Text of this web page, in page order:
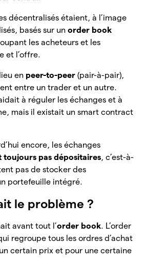
décentralisés étaient, à l’image
basés sur un order book
les acheteurs et les
et l’offre.
en peer-to-peer (pair-à-pair),
entre un trader et un autre.
à réguler les échanges et à
mais il existait un smart contract
encore, les échanges
toujours pas dépositaires, c’est-à-
pas de stocker des
portefeuille intégré.
le problème ?
avant tout l’order book. L’order
regroupe tous les ordres d’achat
certain prix et pour une certaine